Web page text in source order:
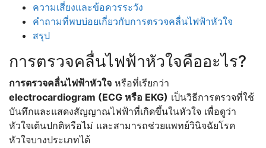
ความเสี่ยงและข้อควรระวัง
คำถามที่พบบ่อยเกี่ยวกับการตรวจคลื่นไฟฟ้าหัวใจ
สรุป
การตรวจคลื่นไฟฟ้าหัวใจคืออะไร?
การตรวจคลื่นไฟฟ้าหัวใจ หรือที่เรียกว่า
electrocardiogram (ECG หรือ EKG) เป็นวิธีการตรวจที่ใช้
บันทึกและแสดงสัญญาณไฟฟ้าที่เกิดขึ้นในหัวใจ เพื่อดูว่า
หัวใจเต้นปกติหรือไม่ และสามารถช่วยแพทย์วินิจฉัยโรค
หัวใจบางประเภทได้